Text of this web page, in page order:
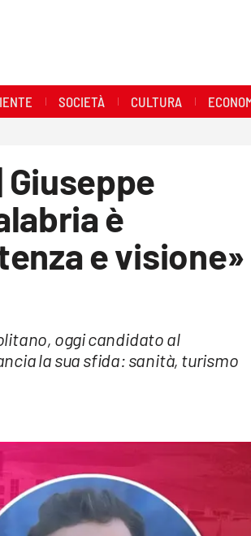
SOCIETÀ CULTURA
Giuseppe
è
e visione»
oggi candidato al
la sua sfida: sanità, turismo